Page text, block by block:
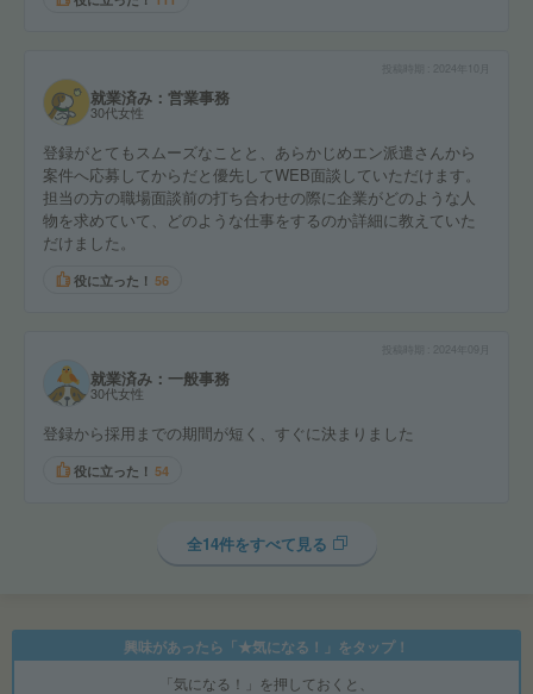
2024年10月
就業済み：営業事務
30代女性
登録がとてもスムーズなことと、あらかじめエン派遣さんから
案件へ応募してからだと優先してWEB面談していただけます。
担当の方の職場面談前の打ち合わせの際に企業がどのような人
物を求めていて、どのような仕事をするのか詳細に教えていた
だけました。
役に立った！ 56
2024年09月
就業済み：一般事務
30代女性
登録から採用までの期間が短く、すぐに決まりました
役に立った！ 54
全14件をすべて見る
興味があったら「★気になる！」をタップ！
「気になる！」を押しておくと、